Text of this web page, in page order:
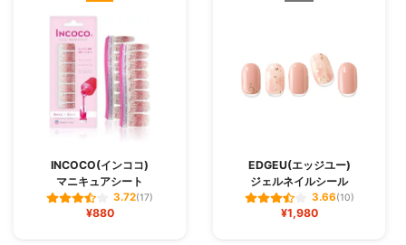
INCOCO(インココ)
マニキュアシート
3.72(17)
¥880
EDGEU(エッジユー)
ジェルネイルシール
3.66(10)
¥1,980